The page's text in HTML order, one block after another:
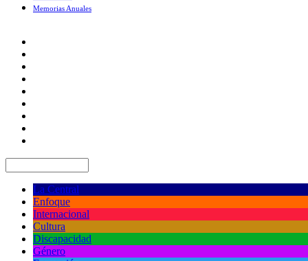
Memorias Anuales
La Central
Enfoque
Internacional
Cultura
Discapacidad
Género